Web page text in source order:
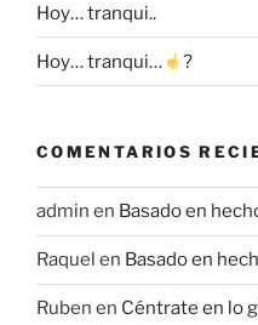
Hoy… tranqui..
Hoy… tranqui… ?
COMENTARIOS
admin en Basado en
Raquel en Basado en
Ruben en Céntrate en lo